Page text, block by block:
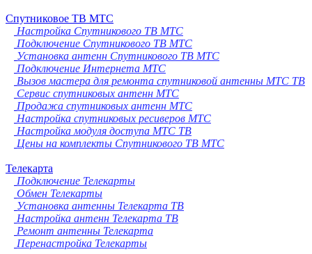
Спутниковое ТВ МТС
Настройка Спутникового ТВ МТС
Подключение Спутникового ТВ МТС
Установка антенн Спутникового ТВ МТС
Подключение Интернета МТС
Вызов мастера для ремонта спутниковой антенны МТС ТВ
Сервис спутниковых антенн МТС
Продажа спутниковых антенн МТС
Настройка спутниковых ресиверов МТС
Настройка модуля доступа МТС ТВ
Цены на комплекты Спутникового ТВ МТС
Телекарта
Подключение Телекарты
Обмен Телекарты
Установка антенны Телекарта ТВ
Настройка антенн Телекарта ТВ
Ремонт антенны Телекарта
Перенастройка Телекарты